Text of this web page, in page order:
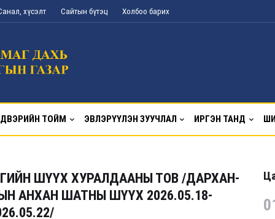
хүсэлт Сайтын бүтэц Холбоо барих
ТОЙМ ЭВЛЭРҮҮЛЭН ЗУУЧЛАЛ ИРГЭН ТАНД
ШҮҮХ ХУРАЛДААНЫ ТОВ /ДАРХАН-
АНХАН ШАТНЫ ШҮҮХ 2026.05.18-